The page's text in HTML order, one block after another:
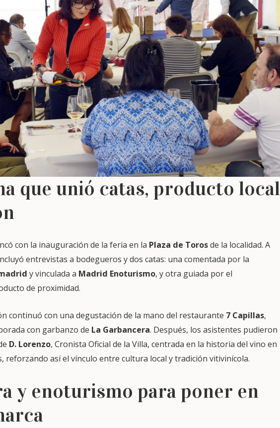
que unió catas, producto local
con la inauguración de la feria en la Plaza de Torosde la localidad. A
entrevistas a bodegueros y dos catas: una comentada por la
y vinculada a Madrid Enoturismo, y otra guiada por el
de proximidad.
continuó con una degustación de la mano del restaurante 7 Capillas,
con garbanzo de La Garbancera. Después, los asistentes pudieron
D. Lorenzo, Cronista Oficial de la Villa, centrada en la historia del vino en
reforzando así el vínculo entre cultura local y tradición vitivinícola.
y enoturismo para poner en